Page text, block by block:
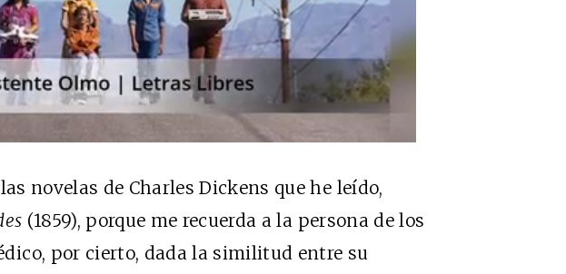
novelas de Charles Dickens que he leído,
(1859), porque me recuerda a la persona de los
por cierto, dada la similitud entre su